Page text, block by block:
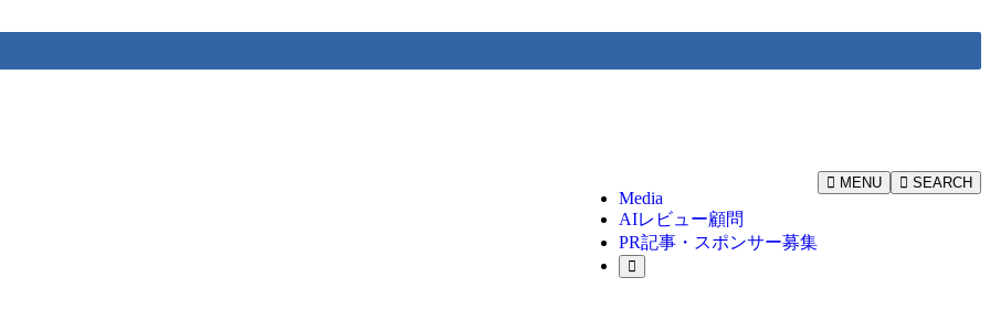
Media
AIレビュー顧問
PR記事・スポンサー募集
SEARCH
MENU